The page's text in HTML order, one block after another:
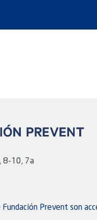
8-10, 7a
Prevent son